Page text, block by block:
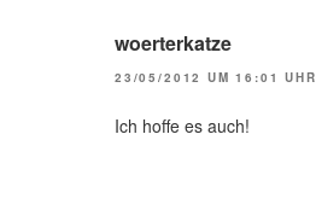
woerterkatze
23/05/2012 UM 16:01 UHR
Ich hoffe es auch!